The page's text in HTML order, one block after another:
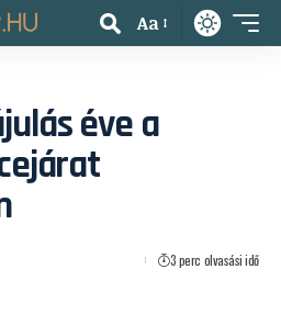
Aa
éve a
3 perc olvasási idő